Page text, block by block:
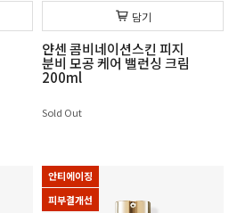
담기
얀센 콤비네이션스킨 피지
분비 모공 케어 밸런싱 크림
200ml
Sold Out
안티에이징
피부결개선